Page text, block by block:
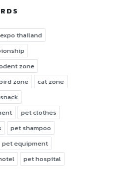
thailand
zone
zone
cat zone
pet clothes
pet shampoo
pet equipment
pet hospital